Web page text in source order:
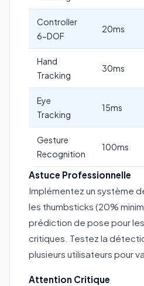
Controller
6-DOF
20ms
Hand
Tracking
30ms
Eye
Tracking
15ms
Gesture
Recognition
100ms
Astuce Professionnelle
Implémentez un système
les thumbsticks (20%
prédiction de pose pour
critiques. Testez la
plusieurs utilisateurs pour
Attention Critique